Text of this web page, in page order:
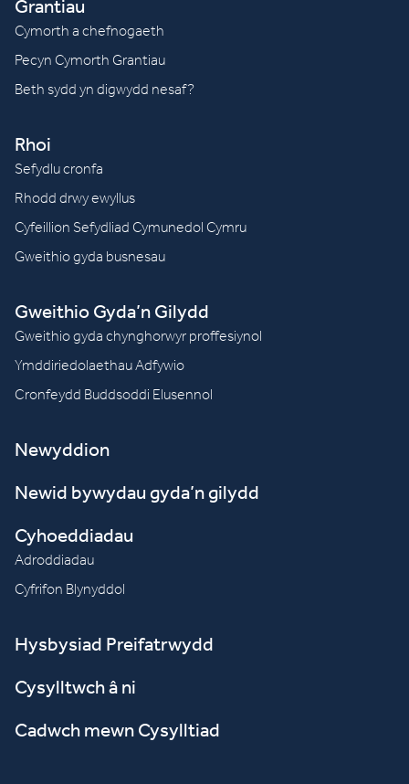
Grantiau
Cymorth a chefnogaeth
Pecyn Cymorth Grantiau
Beth sydd yn digwydd nesaf?
Rhoi
Sefydlu cronfa
Rhodd drwy ewyllus
Cyfeillion Sefydliad Cymunedol Cymru
Gweithio gyda busnesau
Gweithio Gyda’n Gilydd
Gweithio gyda chynghorwyr proffesiynol
Ymddiriedolaethau Adfywio
Cronfeydd Buddsoddi Elusennol
Newyddion
Newid bywydau gyda’n gilydd
Cyhoeddiadau
Adroddiadau
Cyfrifon Blynyddol
Hysbysiad Preifatrwydd
Cysylltwch â ni
Cadwch mewn Cysylltiad